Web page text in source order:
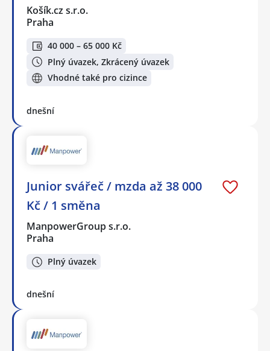
Košík.cz s.r.o.
Praha
40 000 – 65 000 Kč
Plný úvazek, Zkrácený úvazek
Vhodné také pro cizince
dnešní
Junior svářeč / mzda až 38 000
Kč / 1 směna
ManpowerGroup s.r.o.
Praha
Plný úvazek
dnešní